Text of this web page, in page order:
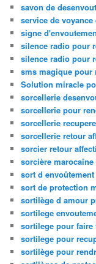
savon de
service de
signe
silence radio pour
silence radio pour
sms magique pour
Solution miracle
sorcellerie
sorcellerie pour
sorcellerie
sorcellerie retour
sorcier retour
sorcière
sort d
sort de protection
sortilège d amour
sortilege
sortilege pour faire
sortilege pour
sortilège pour